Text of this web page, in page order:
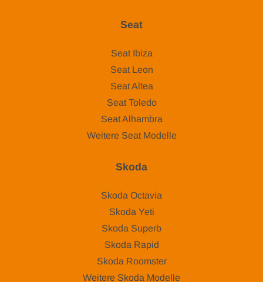
Seat
Seat Ibiza
Seat Leon
Seat Altea
Seat Toledo
Seat Alhambra
Weitere Seat Modelle
Skoda
Skoda Octavia
Skoda Yeti
Skoda Superb
Skoda Rapid
Skoda Roomster
Weitere Skoda Modelle